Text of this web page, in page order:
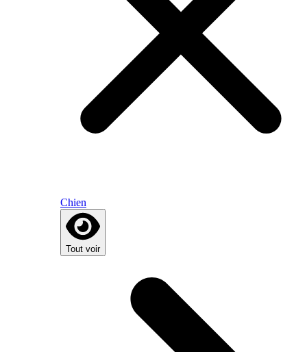
Chien
Tout voir